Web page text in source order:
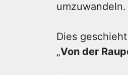
umzuwandeln.
Dies
„Von der